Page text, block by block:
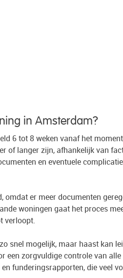
in Amsterdam?
6 tot 8 weken vanaf het
of langer zijn, afhankelijk van
en eventuele
er meer documenten
woningen gaat het proces
verloopt.
snel mogelijk, maar haast kan
een zorgvuldige controle van alle
funderingsrapporten, die veel